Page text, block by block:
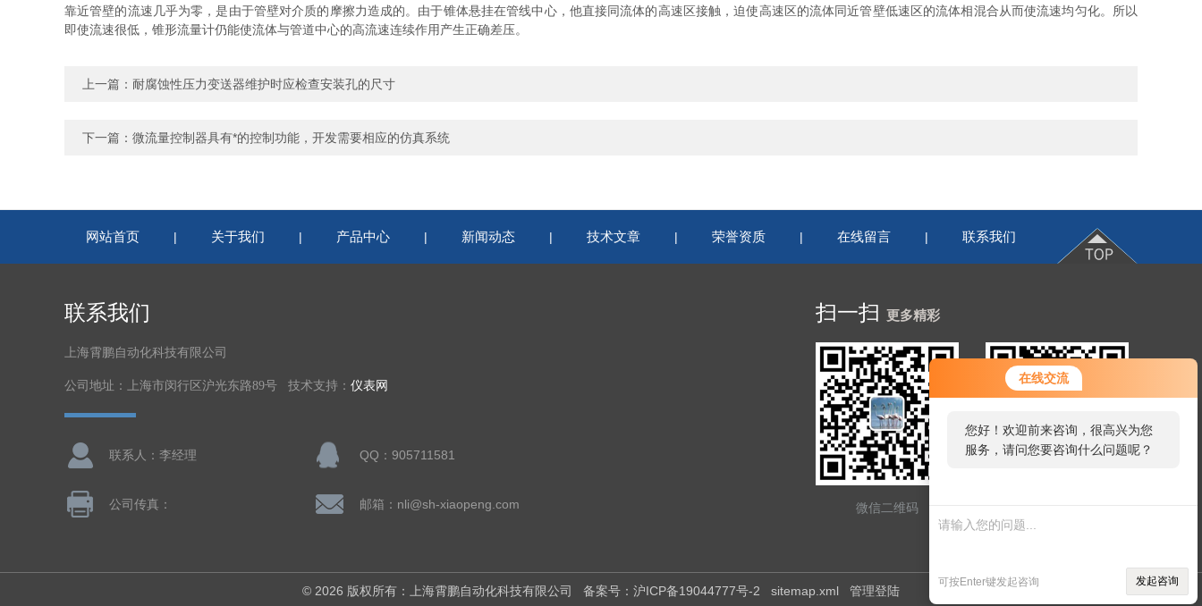
在线交流
您好！欢迎前来咨询，很高兴为您
服务，请问您要咨询什么问题呢？
可按Enter键发起咨询 发起咨询
靠近管壁的流速几乎为零，是由于管壁对介质的摩擦力造成的。由于锥体悬挂在管线中心，他直接同流体的高速区接触，迫使高速区的流体同近管壁低速区的流体相混合从而使流速均匀化。所以
即使流速很低，锥形流量计仍能使流体与管道中心的高流速连续作用产生正确差压。
上一篇： 耐腐蚀性压力变送器维护时应检查安装孔的尺寸
下一篇： 微流量控制器具有*的控制功能，开发需要相应的仿真系统
网站首页 | 关于我们 | 产品中心 | 新闻动态 | 技术文章 | 荣誉资质 | 在线留言 | 联系我们
联系我们
上海霄鹏自动化科技有限公司
公司地址：上海市闵行区沪光东路89号 技术支持： 仪表网
联系人：李经理 QQ：905711581
公司传真： 邮箱：nli@sh-xiaopeng.com
扫一扫 更多精彩
微信二维码
© 2026 版权所有：上海霄鹏自动化科技有限公司 备案号：沪ICP备19044777号-2 sitemap.xml 管理登陆